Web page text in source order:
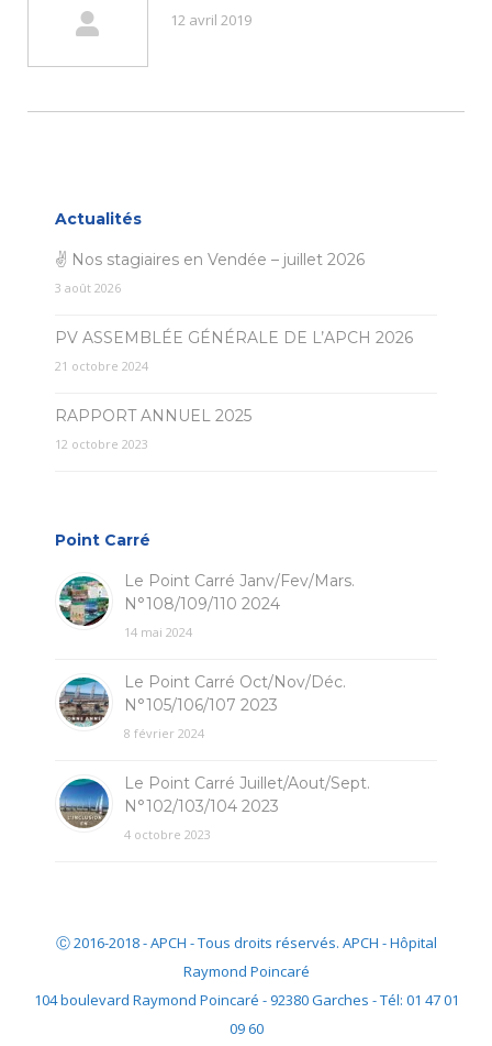
12 avril 2019
Actualités
✌ Nos stagiaires en Vendée – juillet 2026
3 août 2026
PV ASSEMBLÉE GÉNÉRALE DE L’APCH 2026
21 octobre 2024
RAPPORT ANNUEL 2025
12 octobre 2023
Point Carré
Le Point Carré Janv/Fev/Mars.
N°108/109/110 2024
14 mai 2024
Le Point Carré Oct/Nov/Déc.
N°105/106/107 2023
8 février 2024
Le Point Carré Juillet/Aout/Sept.
N°102/103/104 2023
4 octobre 2023
Ⓒ 2016-2018 - APCH - Tous droits réservés. APCH - Hôpital
Raymond Poincaré
104 boulevard Raymond Poincaré - 92380 Garches - Tél: 01 47 01
09 60